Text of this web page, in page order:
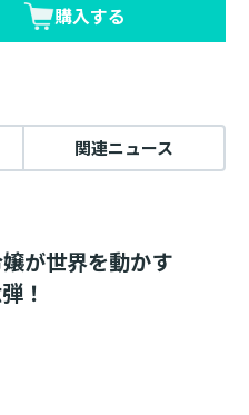
購入する
関連ニュース
が世界を動かす
！